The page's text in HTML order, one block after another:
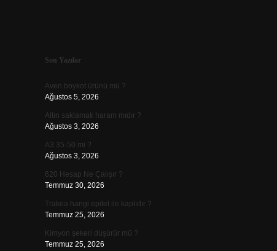
Sidebar
Son Yazılar
Aven boykot ürünü mü ?
Ağustos 5, 2026
Altın saklamak haram mıdır ?
Ağustos 3, 2026
A3 35-50 mi ?
Ağustos 3, 2026
620 Hesap Ne Çalışır ?
Temmuz 30, 2026
Trakea hangi epitel ile kaplıdır ?
Temmuz 25, 2026
Kimyon şekeri düşürür mü ?
Temmuz 25, 2026